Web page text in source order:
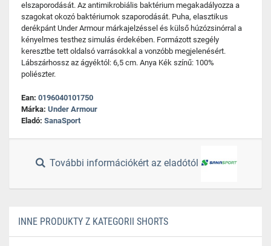
elszaporodását. Az antimikrobiális baktérium megakadályozza a
szagokat okozó baktériumok szaporodását. Puha, elasztikus
derékpánt Under Armour márkajelzéssel és külső húzózsinórral a
kényelmes testhez simulás érdekében. Formázott szegély
keresztbe tett oldalsó varrásokkal a vonzóbb megjelenésért.
Lábszárhossz az ágyéktól: 6,5 cm. Anya Kék színű: 100%
poliészter.
Ean: 0196040101750
Márka: Under Armour
Eladó: SanaSport
További információkért az eladótól
INNE PRODUKTY Z KATEGORII SHORTS